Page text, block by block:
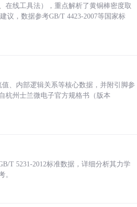
在线工具法），重点解析了黄铜棒密度取
议，数据参考GB/T 4423-2007等国家标
、内部逻辑关系等核心数据，并附引脚参
杭州士兰微电子官方规格书（版本
T 5231-2012标准数据，详细分析其力学
。